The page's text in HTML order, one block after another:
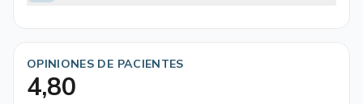
OPINIONES DE PACIENTES
4,80